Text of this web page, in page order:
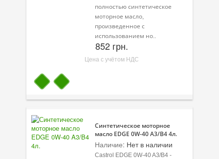
Оружейное масло
Садовая программа
Промышленная программа
Технологические жидкости
Зимняя программа
полностью синтетическое
моторное масло,
произведенное с
использованием но..
852 грн.
Цена с учётом НДС
Синтетическое моторное
масло EDGE 0W-40 A3/B4 4л.
Наличие: Нет в наличии
Castrol EDGE 0W-40 A3/B4 -